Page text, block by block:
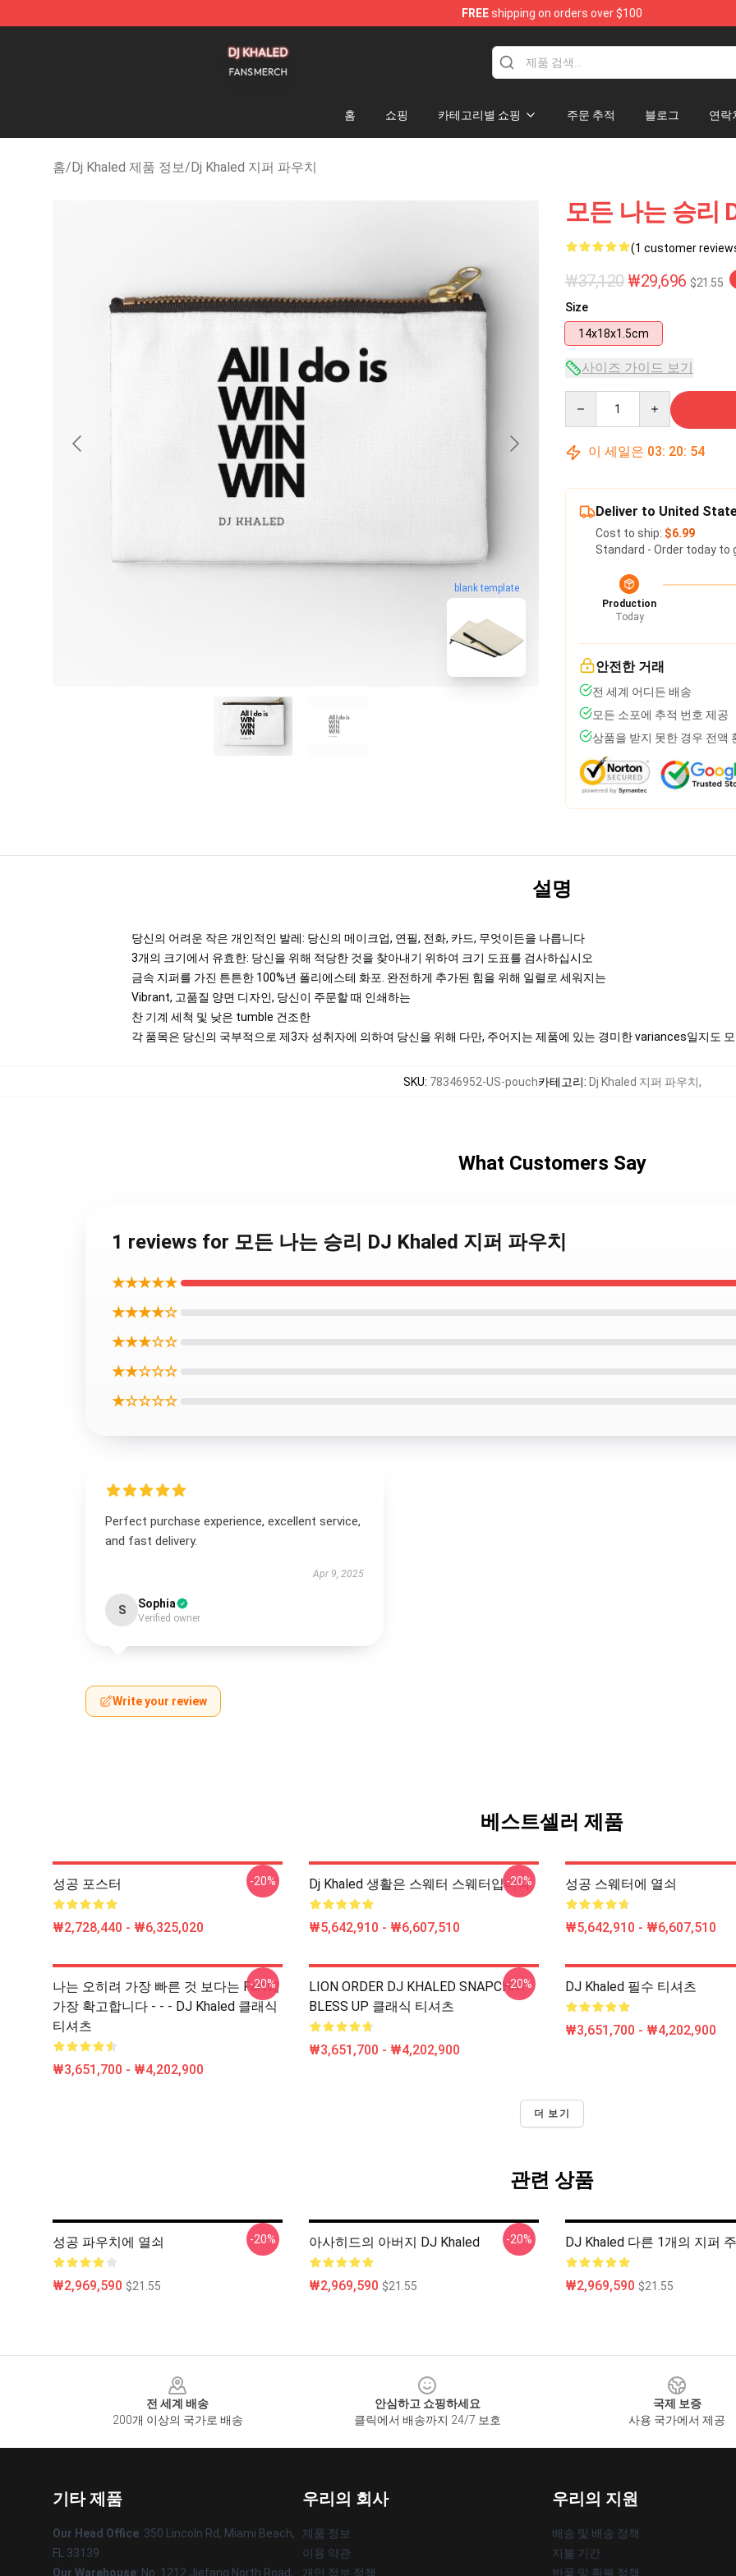
FREEshipping on orders over $100
홈 쇼핑 카테고리별 쇼핑 주문 추적 블로그 연락
홈/Dj Khaled 제품 정보/Dj Khaled 지퍼 파우치
blank template
모든 나는 승리
(1 customer
₩37,120 ₩29,696 $21.55
Size
14x18x1.5cm
사이즈 가이드 보기
이 세일은 03: 20: 53
Deliver to United
Cost to ship: $6.99
Standard - Order today to
Production
Today
안전한 거래
전 세계 어디든 배송
모든 소포에 추적 번호 제공
상품을 받지 못한 경우 전액
설명
당신의 어려운 작은 개인적인 발레: 당신의 메이크업, 연필, 전화, 카드, 무엇이든을 나릅니다
3개의 크기에서 유효한: 당신을 위해 적당한 것을 찾아내기 위하여 크기 도표를 검사하십시오
금속 지퍼를 가진 튼튼한 100%년 폴리에스테 화포. 완전하게 추가된 힘을 위해 일렬로 세워지는
Vibrant, 고품질 양면 디자인, 당신이 주문할 때 인쇄하는
찬 기계 세척 및 낮은 tumble 건조한
각 품목은 당신의 국부적으로 제3자 성취자에 의하여 당신을 위해 다만, 주어지는 제품에 있는 경미한 variances일지도
SKU: 78346952-US-pouch카테고리: Dj Khaled 지퍼 파우치,
What Customers Say
1 reviews for 모든 나는 승리 DJ Khaled 지퍼 파우치
★★★★★
★★★★☆
★★★☆☆
★★☆☆☆
★☆☆☆☆
Perfect purchase experience, excellent service,
and fast delivery.
Apr 9, 2025
S Sophia
Verified owner
Write your review
베스트셀러 제품
성공 포스터
₩2,728,440 - ₩6,325,020
-20% Dj Khaled 생활은 스웨터 스웨터입니다
₩5,642,910 - ₩6,607,510
-20% 성공 스웨터에 열쇠
₩5,642,910 - ₩6,607,510
나는 오히려 가장 빠른 것 보다는 Fart에
가장 확고합니다 - - - DJ Khaled 클래식
티셔츠
₩3,651,700 - ₩4,202,900
-20%
LION ORDER DJ KHALED SNAPCHAT
BLESS UP 클래식 티셔츠
₩3,651,700 - ₩4,202,900
-20% DJ Khaled 필수 티셔츠
₩3,651,700 - ₩4,202,900
더 보기
관련 상품
성공 파우치에 열쇠
₩2,969,590 $21.55
-20% 아사히드의 아버지 DJ Khaled
₩2,969,590 $21.55
-20% DJ Khaled 다른 1개의 지퍼
₩2,969,590 $21.55
전 세계 배송
200개 이상의 국가로 배송
안심하고 쇼핑하세요
클릭에서 배송까지 24/7 보호
국제 보증
사용 국가에서 제공
기타 제품
Our Head Office: 350 Lincoln Rd, Miami Beach,
FL 33139
Our Warehouse: No. 1212 Jiefang North Road,
우리의 회사
제품 정보
이용 약관
개인 정보 정책
우리의 지원
배송 및 배송 정책
지불 기간
반품 및 환불 정책